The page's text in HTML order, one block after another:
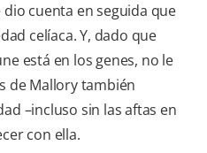
cuenta en seguida que
celíaca. Y, dado que
está en los genes, no le
de Mallory también
–incluso sin las aftas en
con ella.